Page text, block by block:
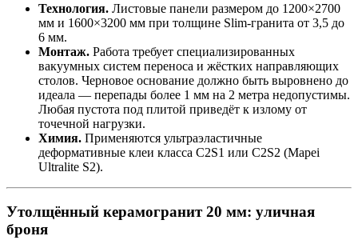
Технология. Листовые панели размером до 1200×2700
мм и 1600×3200 мм при толщине Slim‑гранита от 3,5 до
6 мм.
Монтаж. Работа требует специализированных
вакуумных систем переноса и жёстких направляющих
столов. Черновое основание должно быть выровнено до
идеала — перепады более 1 мм на 2 метра недопустимы.
Любая пустота под плитой приведёт к излому от
точечной нагрузки.
Химия. Применяются ультраэластичные
деформативные клеи класса C2S1 или C2S2 (Mapei
Ultralite S2).
Утолщённый керамогранит 20 мм: уличная
броня